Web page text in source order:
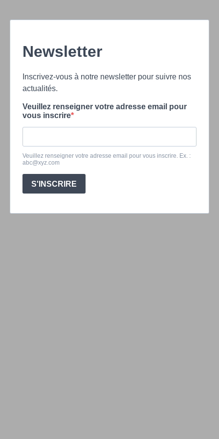
Newsletter
Inscrivez-vous à notre newsletter pour suivre nos
actualités.
Veuillez renseigner votre adresse email pour
vous inscrire
Veuillez renseigner votre adresse email pour vous inscrire. Ex. :
abc@xyz.com
S'INSCRIRE